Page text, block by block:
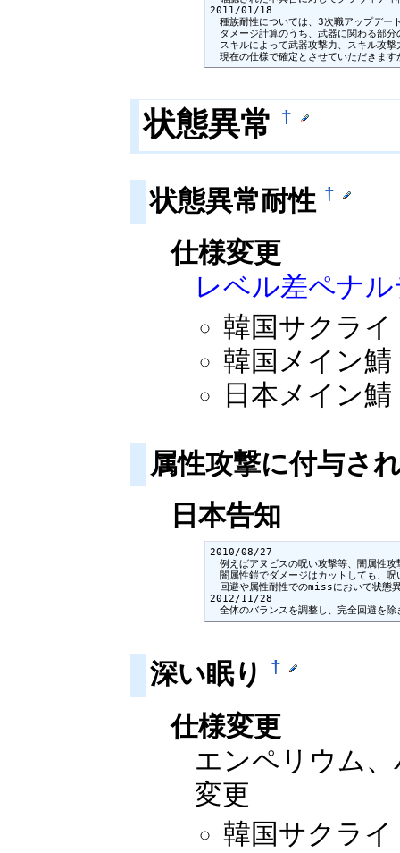
2011/01/18
種族耐性については、3次職アップデー
ダメージ計算のうち、武器に関わる部分
スキルによって武器攻撃力、スキル攻撃
現在の仕様で確定とさせていただきます
状態異常 †
状態異常耐性 †
仕様変更
レベル差ペナ
韓国サクライ
韓国メイン鯖
日本メイン
属性攻撃に付与さ
日本告知
2010/08/27
例えばアヌビスの呪い攻撃等、闇属性攻
闇属性鎧でダメージはカットしても、呪
回避や属性耐性でのmissにおいて状態
2012/11/28
全体のバランスを調整し、完全回避を除
深い眠り †
仕様変更
エンペリウム
変更
韓国サクライ